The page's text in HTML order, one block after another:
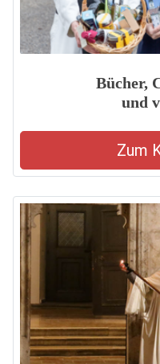
Bücher,
und
Zum